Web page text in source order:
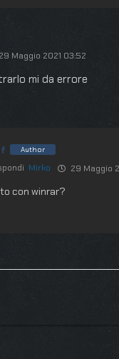
29 Maggio 2021 03:52
mi da errore
Author
Mirko 29 Maggio
con winrar?